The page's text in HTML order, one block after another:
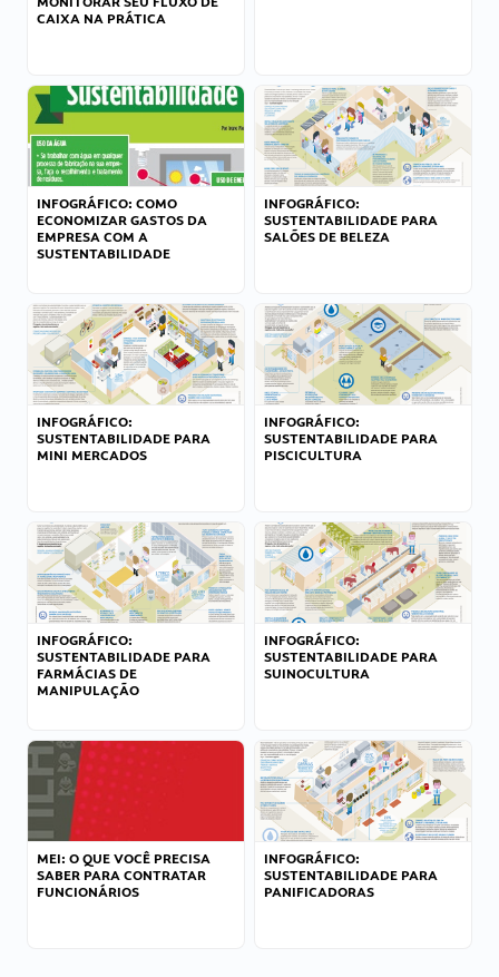
CAIXA NA PRÁTICA
INFOGRÁFICO: COMO
ECONOMIZAR GASTOS DA
EMPRESA COM A
SUSTENTABILIDADE
INFOGRÁFICO:
SUSTENTABILIDADE PARA
SALÕES DE BELEZA
INFOGRÁFICO:
SUSTENTABILIDADE PARA
MINI MERCADOS
INFOGRÁFICO:
SUSTENTABILIDADE PARA
PISCICULTURA
INFOGRÁFICO:
SUSTENTABILIDADE PARA
FARMÁCIAS DE
MANIPULAÇÃO
INFOGRÁFICO:
SUSTENTABILIDADE PARA
SUINOCULTURA
MEI: O QUE VOCÊ PRECISA
SABER PARA CONTRATAR
FUNCIONÁRIOS
INFOGRÁFICO:
SUSTENTABILIDADE PARA
PANIFICADORAS